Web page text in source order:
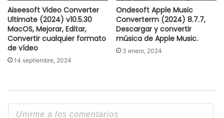
Aiseesoft Video Converter
Ultimate (2024) v10.5.30
MacOS, Mejorar, Editar,
Convertir cualquier formato
de vídeo
14 septiembre, 2024
Ondesoft Apple Music
Converterm (2024) 8.7.7,
Descargar y convertir
música de Apple Music.
3 enero, 2024